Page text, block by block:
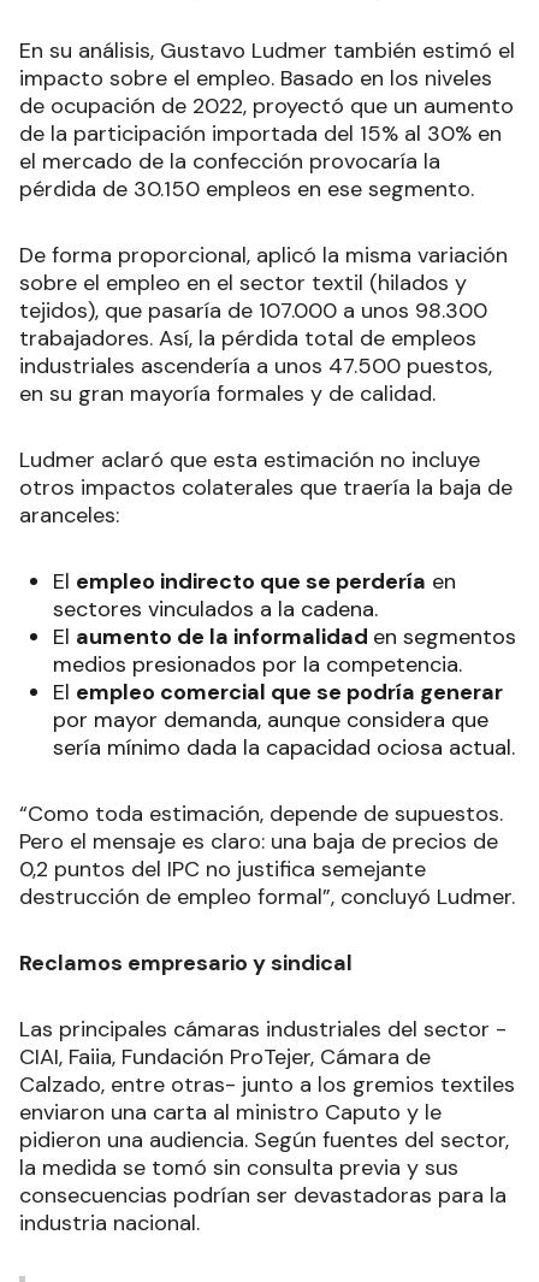
En su análisis, Gustavo Ludmer también estimó el
impacto sobre el empleo. Basado en los niveles
de ocupación de 2022, proyectó que un aumento
de la participación importada del 15% al 30% en
el mercado de la confección provocaría la
pérdida de 30.150 empleos en ese segmento.
De forma proporcional, aplicó la misma variación
sobre el empleo en el sector textil (hilados y
tejidos), que pasaría de 107.000 a unos 98.300
trabajadores. Así, la pérdida total de empleos
industriales ascendería a unos 47.500 puestos,
en su gran mayoría formales y de calidad.
Ludmer aclaró que esta estimación no incluye
otros impactos colaterales que traería la baja de
aranceles:
El empleo indirecto que se perdería en
sectores vinculados a la cadena.
El aumento de la informalidad en segmentos
medios presionados por la competencia.
El empleo comercial que se podría generar
por mayor demanda, aunque considera que
sería mínimo dada la capacidad ociosa actual.
“Como toda estimación, depende de supuestos.
Pero el mensaje es claro: una baja de precios de
0,2 puntos del IPC no justifica semejante
destrucción de empleo formal”, concluyó Ludmer.
Reclamos empresario y sindical
Las principales cámaras industriales del sector -
CIAI, Faiia, Fundación ProTejer, Cámara de
Calzado, entre otras- junto a los gremios textiles
enviaron una carta al ministro Caputo y le
pidieron una audiencia. Según fuentes del sector,
la medida se tomó sin consulta previa y sus
consecuencias podrían ser devastadoras para la
industria nacional.